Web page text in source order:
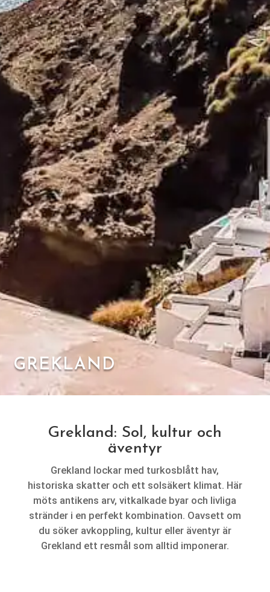
GREKLAND
Grekland: Sol, kultur och
äventyr
Grekland lockar med turkosblått hav,
historiska skatter och ett solsäkert klimat. Här
möts antikens arv, vitkalkade byar och livliga
stränder i en perfekt kombination. Oavsett om
du söker avkoppling, kultur eller äventyr är
Grekland ett resmål som alltid imponerar.